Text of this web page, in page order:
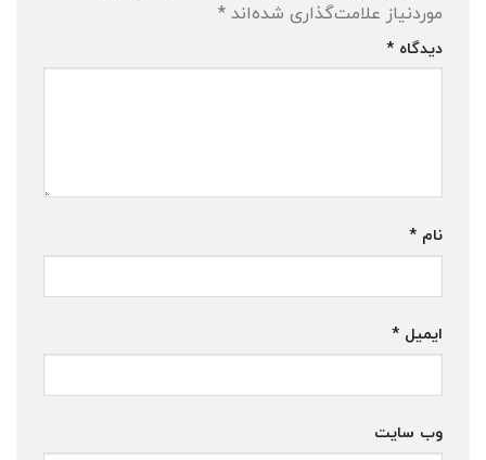
موردنیاز علامت‌گذاری شده‌اند *
دیدگاه *
نام *
ایمیل *
وب‌ سایت